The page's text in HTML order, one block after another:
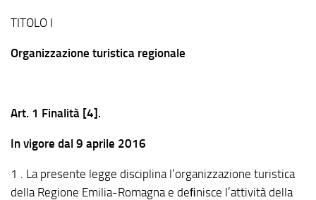
TITOLO I
Organizzazione turistica regionale
Art. 1 Finalità [4].
In vigore dal 9 aprile 2016
1 . La presente legge disciplina l’organizzazione turistica
della Regione Emilia-Romagna e deﬁnisce l’attività della